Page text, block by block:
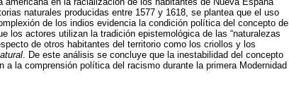
naturales producidas entre 1577 y 1618, se plantea que el uso
de los indios evidencia la condición política del concepto de
los actores utilizan la tradición epistemológica de las “naturalezas
de otros habitantes del territorio como los criollos y los
. De este análisis se concluye que la inestabilidad del concepto
la comprensión política del racismo durante la primera Modernidad